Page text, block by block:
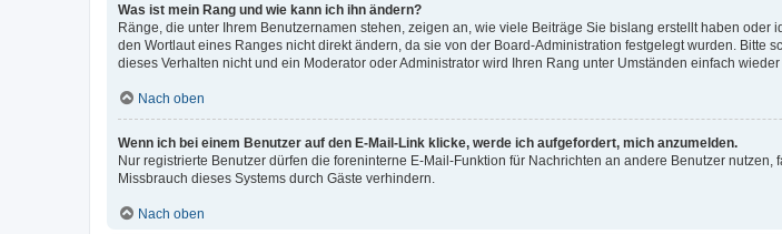
Was ist mein Rang und wie kann ich ihn ändern?
Ränge, die unter Ihrem Benutzernamen stehen, zeigen an, wie viele Beiträge Sie bislang erstellt haben
den Wortlaut eines Ranges nicht direkt ändern, da sie von der Board-Administration festgelegt wurden.
dieses Verhalten nicht und ein Moderator oder Administrator wird Ihren Rang unter Umständen einfach wieder
Nach oben
Wenn ich bei einem Benutzer auf den E-Mail-Link klicke, werde ich aufgefordert, mich anzumelden.
Nur registrierte Benutzer dürfen die foreninterne E-Mail-Funktion für Nachrichten an andere Benutzer
Missbrauch dieses Systems durch Gäste verhindern.
Nach oben